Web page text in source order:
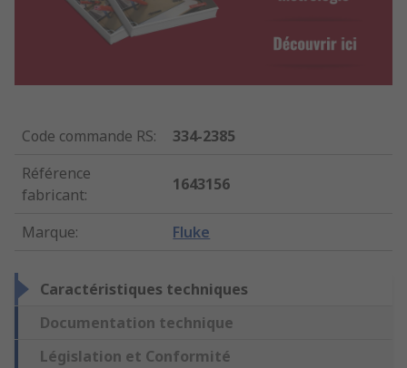
Code commande RS:
334-2385
Référence
fabricant:
1643156
Marque: Fluke
Caractéristiques techniques
Documentation technique
Législation et Conformité